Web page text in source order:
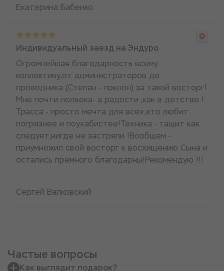
Екатерина Бабенко
Индивидуальный заезд на Эндуро
Огромнейшая благодарность всему
коллективу,от администраторов до
проводника (Степан - поклон) за такой восторг!
Мне почти полвека- а радости ,как в детстве !
Трасса - просто мечта для всех,кто любит
погрязнее и поухабистее!Техника - тащит как
следует,нигде не застряли !Вообщем -
приумножил свой восторг к восхищению Сына и
остались премного благодарны!Рекомендую !!!
Сергей Валковский
Частые вопросы
Как выглядит подарок?